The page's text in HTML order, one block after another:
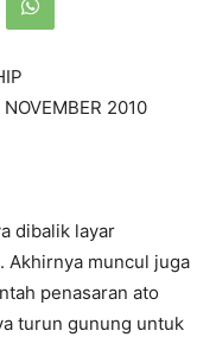
2010
dibalik layar
Akhirnya muncul juga
penasaran ato
turun gunung untuk